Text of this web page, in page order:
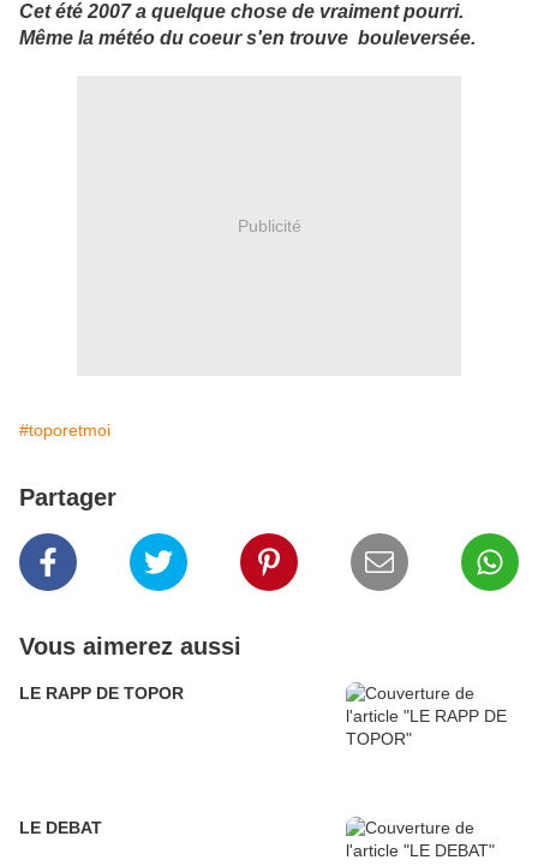
Cet été 2007 a quelque chose de vraiment pourri.
Même la météo du coeur s'en trouve bouleversée.
Publicité
#toporetmoi
Partager
Vous aimerez aussi
LE RAPP DE TOPOR
LE DEBAT